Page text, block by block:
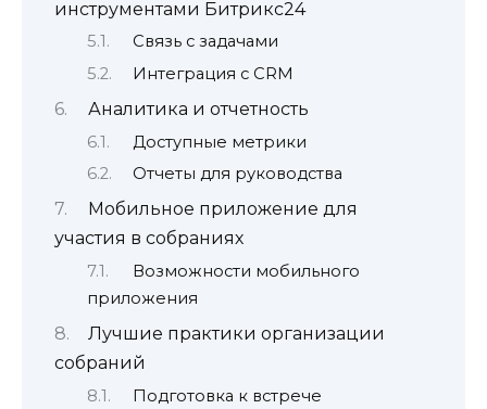
инструментами Битрикс24
Связь с задачами
Интеграция с CRM
Аналитика и отчетность
Доступные метрики
Отчеты для руководства
Мобильное приложение для
участия в собраниях
Возможности мобильного
приложения
Лучшие практики организации
собраний
Подготовка к встрече